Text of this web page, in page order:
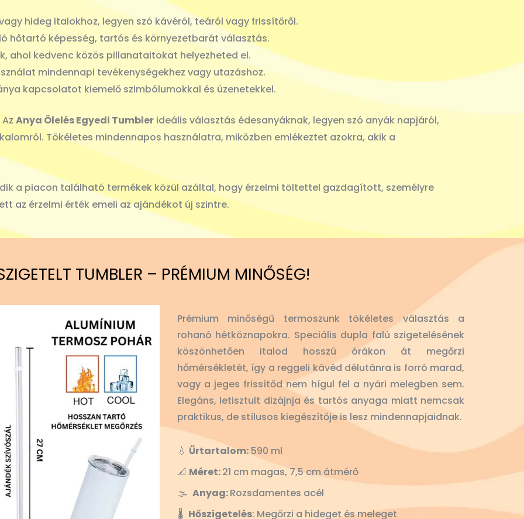
hideg italokhoz, legyen szó kávéról, teáról vagy frissítőről.
hőtartó képesség, tartós és környezetbarát választás.
ahol kedvenc közös pillanataitokat helyezheted el.
mindennapi tevékenységekhez vagy utazáshoz.
kapcsolatot kiemelő szimbólumokkal és üzenetekkel.
Az Anya Ölelés Egyedi Tumbler ideális választás édesanyáknak, legyen szó anyák napjáról,
Tökéletes mindennapos használatra, miközben emlékeztet azokra, akik a
a piacon található termékek közül azáltal, hogy érzelmi töltettel gazdagított, személyre
az érzelmi érték emeli az ajándékot új szintre.
TUMBLER – PRÉMIUM MINŐSÉG!
Prémium minőségű termoszunk tökéletes választás a
rohanó hétköznapokra. Speciális dupla falú szigetelésének
köszönhetően italod hosszú órákon át megőrzi
hőmérsékletét, így a reggeli kávéd délutánra is forró marad,
vagy a jeges frissítőd nem hígul fel a nyári melegben sem.
Elegáns, letisztult dizájnja és tartós anyaga miatt nemcsak
praktikus, de stílusos kiegészítője is lesz mindennapjaidnak.
💧 Űrtartalom: 590 ml
📐 Méret:21 cm magas, 7,5 cm átmérő
🌫️ Anyag:Rozsdamentes acél
🌡️ Hőszigetelés: Megőrzi a hideget és meleget